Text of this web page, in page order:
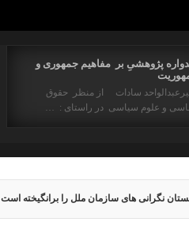
پژوهشیِ بر مفاهیم جمهوری و
سادات از منظر حقوق
و علوم سیاسی در راستای : …
نگرانی های سازمان ملل را برانگیخته است